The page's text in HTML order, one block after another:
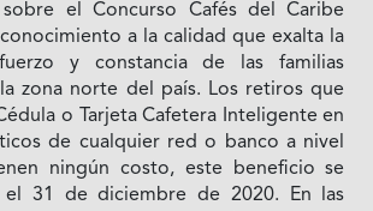
el Concurso Cafés del Caribe
a la calidad que exalta la
y constancia de las familias
zona norte del país. Los retiros que
o Tarjeta Cafetera Inteligente en
de cualquier red o banco a nivel
ningún costo, este beneficio se
el 31 de diciembre de 2020. En las